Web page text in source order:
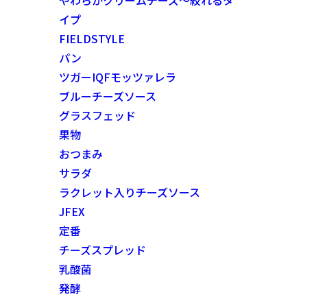
イプ
FIELDSTYLE
パン
ツガーIQFモッツァレラ
ブルーチーズソース
グラスフェッド
果物
おつまみ
サラダ
ラクレット入りチーズソース
JFEX
定番
チーズスプレッド
乳酸菌
発酵